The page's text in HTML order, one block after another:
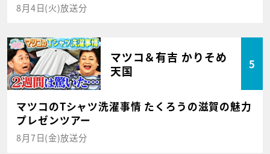
8月4日(火)放送分
マツコ＆有吉 かりそめ
天国
5
マツコのTシャツ洗濯事情 たくろうの滋賀の魅力
プレゼンツアー
8月7日(金)放送分